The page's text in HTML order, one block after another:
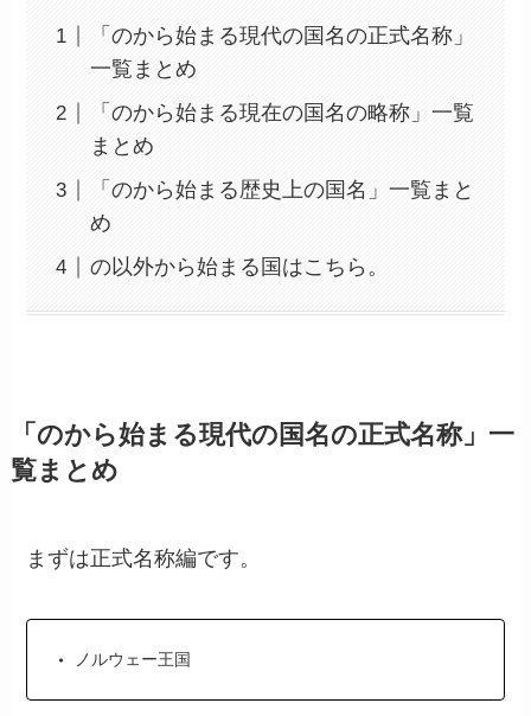
「のから始まる現代の国名の正式名称」
一覧まとめ
「のから始まる現在の国名の略称」一覧
まとめ
「のから始まる歴史上の国名」一覧まと
め
の以外から始まる国はこちら。
「のから始まる現代の国名の正式名称」一
覧まとめ
まずは正式名称編です。
ノルウェー王国